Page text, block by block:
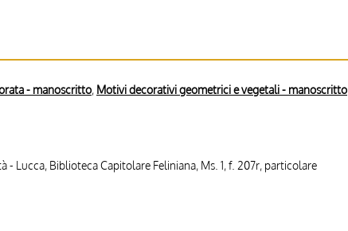
- manoscritto, Motivi decorativi geometrici e vegetali - manoscritto
- Lucca, Biblioteca Capitolare Feliniana, Ms. 1, f. 207r, particolare